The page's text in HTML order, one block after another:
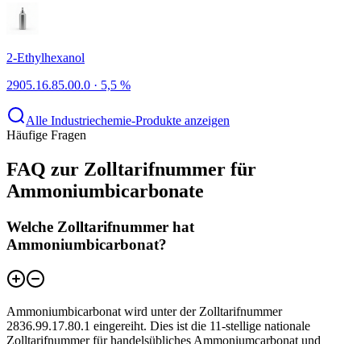
2-Ethylhexanol
2905.16.85.00.0 · 5,5 %
Alle Industriechemie-Produkte anzeigen
Häufige Fragen
FAQ zur Zolltarifnummer für
Ammoniumbicarbonate
Welche Zolltarifnummer hat
Ammoniumbicarbonat?
Ammoniumbicarbonat wird unter der Zolltarifnummer
2836.99.17.80.1 eingereiht. Dies ist die 11-stellige nationale
Zolltarifnummer für handelsübliches Ammoniumcarbonat und